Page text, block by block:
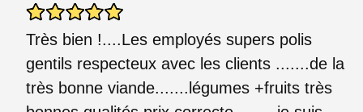
Très bien !....Les employés supers polis
gentils respecteux avec les clients .......de la
très bonne viande.......légumes +fruits très